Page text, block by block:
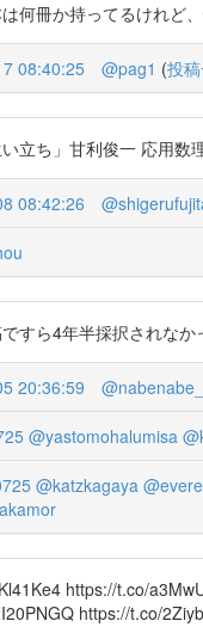
何冊か持ってるけれど
08:40:25 @pag1 (投
い立ち」甘利俊一 応用
08:42:26
すら4年半採択されな
20:36:59
@yastomohalumisa
@katzkagaya
https://t.co/
https://t.co/